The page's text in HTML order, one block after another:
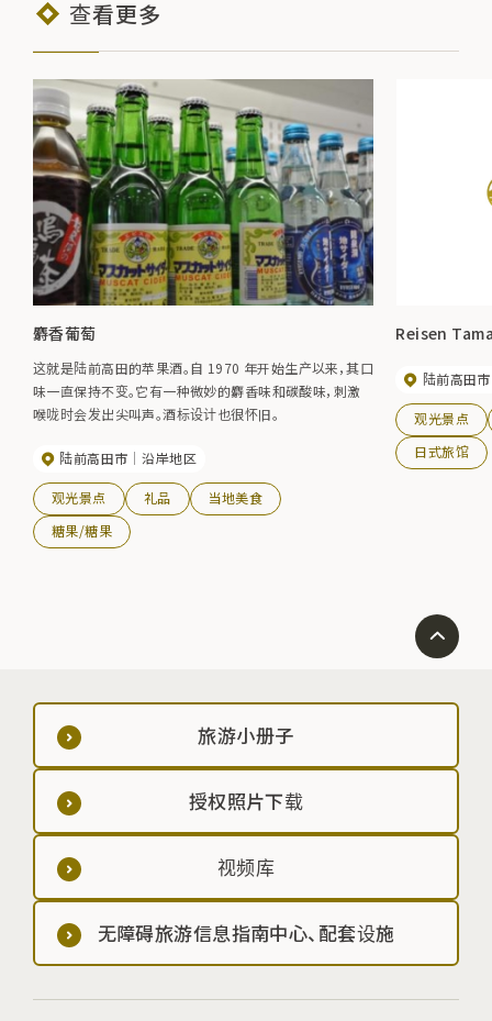
查看更多
麝香葡萄
这就是陆前高田的苹果酒。自 1970 年开始生产以来，其口
味一直保持不变。它有一种微妙的麝香味和碳酸味，刺激
喉咙时会发出尖叫声。酒标设计也很怀旧。
陆前高田市 沿岸地区
观光景点 礼品
当地美食
糖果/糖果
Reisen
陆前高田市
观光景点
日式旅馆
旅游小册子
授权照片下载
视频库
无障碍旅游信息指南中心、配套设施